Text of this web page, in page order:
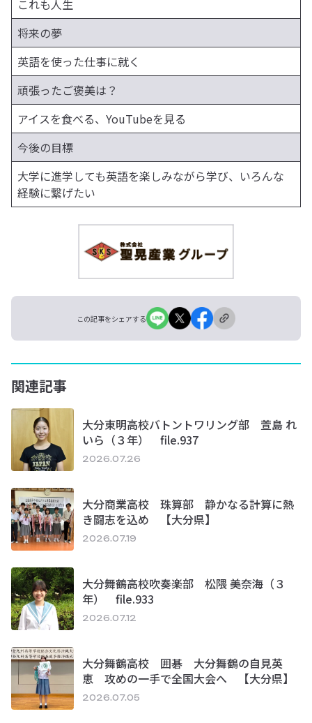
これも人生
将来の夢
英語を使った仕事に就く
頑張ったご褒美は？
アイスを食べる、YouTubeを見る
今後の目標
大学に進学しても英語を楽しみながら学び、いろんな
経験に繋げたい
この記事をシェアする
関連記事
大分東明高校バトントワリング部 萱島 れ
いら（３年） file.937
2026.07.26
大分商業高校 珠算部 静かなる計算に熱
き闘志を込め 【大分県】
2026.07.19
大分舞鶴高校吹奏楽部 松隈 美奈海（３
年） file.933
2026.07.12
大分舞鶴高校 囲碁 大分舞鶴の自見英
恵 攻めの一手で全国大会へ 【大分県】
2026.07.05